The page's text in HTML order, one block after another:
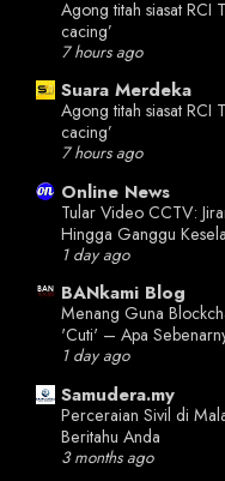
Agong titah siasat RCI
cacing’
7 hours ago
Suara Merdeka
Agong titah siasat RCI
cacing’
7 hours ago
Online News
Tular Video CCTV:
Hingga Ganggu
1 day ago
BANkami Blog
Menang Guna
'Cuti' – Apa
1 day ago
Samudera.my
Perceraian Sivil di
Beritahu Anda
3 months ago